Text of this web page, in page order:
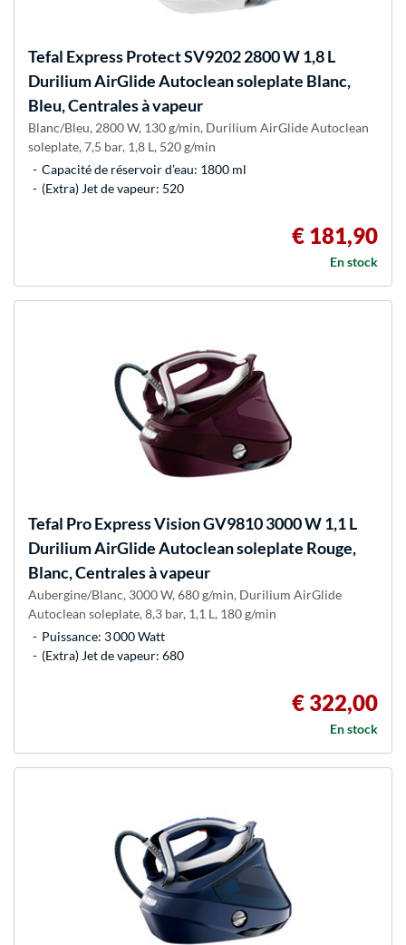
Tefal Express Protect SV9202 2800 W 1,8 L
Durilium AirGlide Autoclean soleplate Blanc,
Bleu, Centrales à vapeur
Blanc/Bleu, 2800 W, 130 g/min, Durilium AirGlide Autoclean
soleplate, 7,5 bar, 1,8 L, 520 g/min
Capacité de réservoir d’eau: 1800 ml
(Extra) Jet de vapeur: 520
€ 181,90
En stock
Tefal Pro Express Vision GV9810 3000 W 1,1 L
Durilium AirGlide Autoclean soleplate Rouge,
Blanc, Centrales à vapeur
Aubergine/Blanc, 3000 W, 680 g/min, Durilium AirGlide
Autoclean soleplate, 8,3 bar, 1,1 L, 180 g/min
Puissance: 3 000 Watt
(Extra) Jet de vapeur: 680
€ 322,00
En stock